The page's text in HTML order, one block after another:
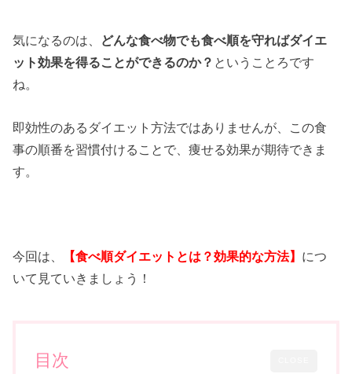
気になるのは、 どんな食べ物でも食べ順を守ればダイエ
ット効果を得ることができるのか？ ということろです
ね。
即効性のあるダイエット方法ではありませんが、この食
事の順番を習慣付けることで、痩せる効果が期待できま
す。
今回は、 【食べ順ダイエットとは？効果的な方法】 につ
いて見ていきましょう！
目次